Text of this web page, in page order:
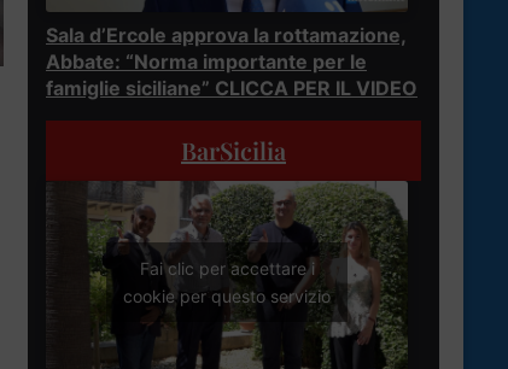
Sala d’Ercole approva la rottamazione,
Abbate: “Norma importante per le
famiglie siciliane” CLICCA PER IL VIDEO
BarSicilia
Fai clic per accettare i
cookie per questo servizio